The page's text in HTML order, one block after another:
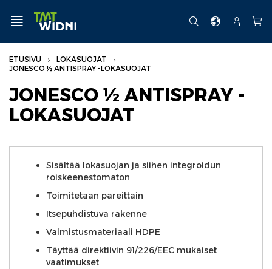
sisältöön
VALIKKO TILI
HAKUFI
ETUSIVU
LOKASUOJAT
JONESCO ½ ANTISPRAY -LOKASUOJAT
JONESCO ½ ANTISPRAY -
LOKASUOJAT
Sisältää lokasuojan ja siihen integroidun
roiskeenestomaton
Toimitetaan pareittain
Itsepuhdistuva rakenne
Valmistusmateriaali HDPE
Täyttää direktiivin 91/226/EEC mukaiset
vaatimukset
LOKASUOJAT
Jonesco ½ Antispray -lokasuojat
Jonesco Antispray -lokasuojat
Muut lokasuojat